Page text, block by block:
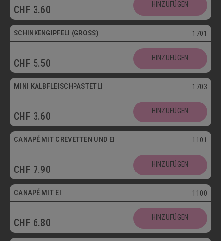
CHF 3.60 HINZUFÜGEN
SCHINKENGIPFELI (GROSS) 1701
CHF 5.50 HINZUFÜGEN
Mini
MINI KALBFLEISCHPASTETLI 1703
CHF 3.60 HINZUFÜGEN
CANAPÉ MIT CREVETTEN UND EI 1101
CHF 7.90 HINZUFÜGEN
Vegetarisch
CANAPÉ MIT EI 1100
CHF 6.80 HINZUFÜGEN
Vegetarisch